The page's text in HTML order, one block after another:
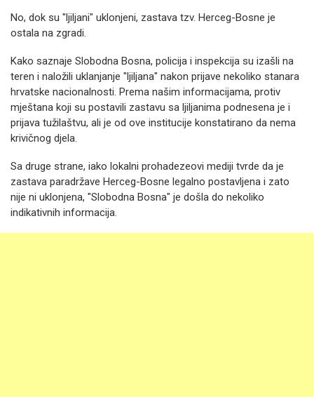
No, dok su "ljiljani" uklonjeni, zastava tzv. Herceg-Bosne je
ostala na zgradi.
Kako saznaje Slobodna Bosna, policija i inspekcija su izašli na
teren i naložili uklanjanje "ljiljana" nakon prijave nekoliko stanara
hrvatske nacionalnosti. Prema našim informacijama, protiv
mještana koji su postavili zastavu sa ljiljanima podnesena je i
prijava tužilaštvu, ali je od ove institucije konstatirano da nema
krivičnog djela.
Sa druge strane, iako lokalni prohadezeovi mediji tvrde da je
zastava paradržave Herceg-Bosne legalno postavljena i zato
nije ni uklonjena, "Slobodna Bosna" je došla do nekoliko
indikativnih informacija.